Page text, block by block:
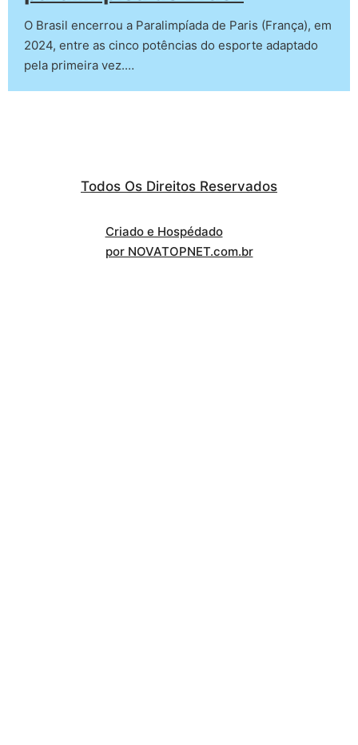
O Brasil encerrou a Paralimpíada de Paris (França), em
2024, entre as cinco potências do esporte adaptado
pela primeira vez.…
Todos Os Direitos Reservados
Criado e Hospédado
por NOVATOPNET.com.br